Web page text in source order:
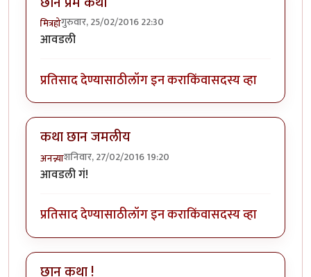
मित्रहोगुरुवार, 25/02/2016 22:30
आवडली
प्रतिसाद देण्यासाठीलॉग इन कराकिंवासदस्य व्हा
कथा छान जमलीय
अनन्न्याशनिवार, 27/02/2016 19:20
आवडली गं!
प्रतिसाद देण्यासाठीलॉग इन कराकिंवासदस्य व्हा
छान कथा !